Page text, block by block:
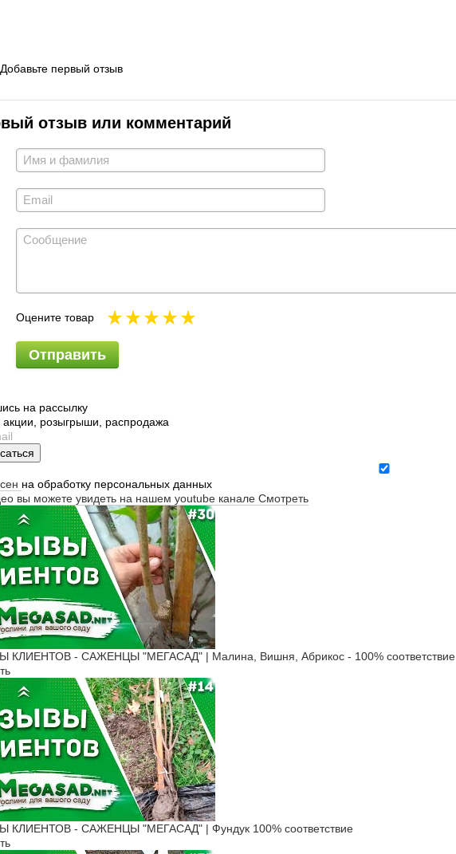
Добавьте первый отзыв
отзыв или комментарий
Оцените товар
Отправить
на рассылку
акции, розыгрыши, распродажа
на обработку персональных данных
вы можете увидеть на нашем youtube канале Смотреть
КЛИЕНТОВ - САЖЕНЦЫ "МЕГАСАД" | Малина, Вишня, Абрикос - 100% соответствие
КЛИЕНТОВ - САЖЕНЦЫ "МЕГАСАД" | Фундук 100% соответствие